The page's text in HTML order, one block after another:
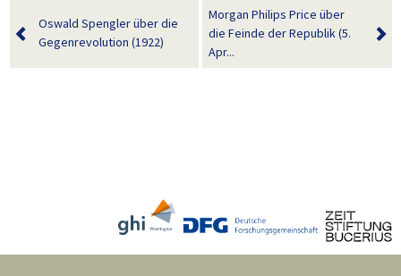
Oswald Spengler über die
Gegenrevolution (1922)
Morgan Philips Price über
die Feinde der Republik (5.
Apr...